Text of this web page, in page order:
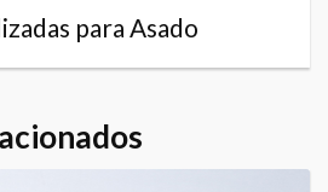
para Asado